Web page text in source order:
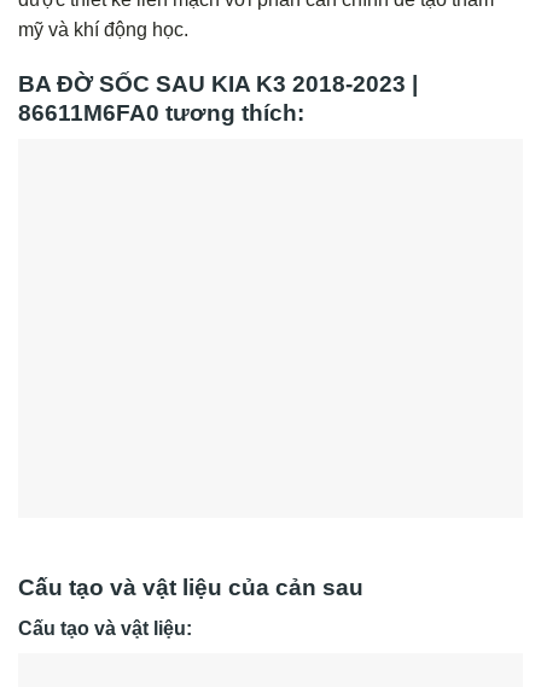
mỹ và khí động học.
BA ĐỜ SỐC SAU KIA K3 2018-2023 |
86611M6FA0 tương thích:
Cấu tạo và vật liệu của cản sau
Cấu tạo và vật liệu: